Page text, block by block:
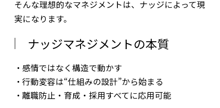
そんな理想的なマネジメントは、ナッジによって現
実になります。
ナッジマネジメントの本質
感情ではなく構造で動かす
行動変容は“仕組みの設計”から始まる
離職防止・育成・採用すべてに応用可能